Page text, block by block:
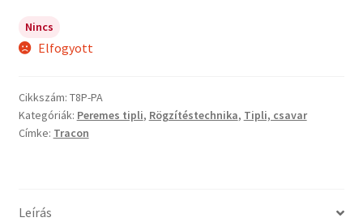
Nincs
Elfogyott
Cikkszám: T8P-PA
Kategóriák: Peremes tipli, Rögzítéstechnika, Tipli, csavar
Címke: Tracon
Leírás